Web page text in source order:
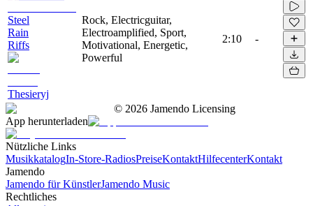
Steel
Rain
Riffs
Thesieryj
Rock, Electricguitar,
Electroamplified, Sport,
Motivational, Energetic,
Powerful
2:10 -
© 2026 Jamendo Licensing
App herunterladen
Nützliche Links
MusikkatalogIn-Store-RadiosPreiseKontaktHilfecenterKontakt
Jamendo
Jamendo für KünstlerJamendo Music
Rechtliches